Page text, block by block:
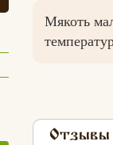
Мякоть
Отзывы